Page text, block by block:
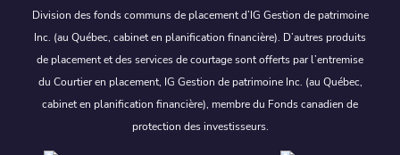
Division des fonds communs de placement d’IG Gestion de patrimoine
Inc. (au Québec, cabinet en planification financière). D’autres produits
de placement et des services de courtage sont offerts par l’entremise
du Courtier en placement, IG Gestion de patrimoine Inc. (au Québec,
cabinet en planification financière), membre du Fonds canadien de
protection des investisseurs.